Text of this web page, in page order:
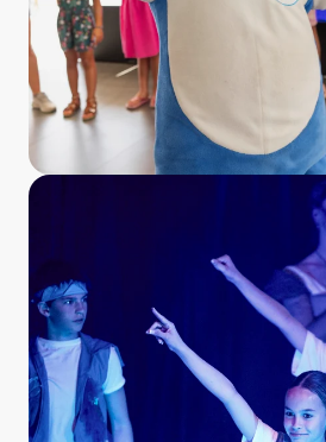
viel bunter… wer kennts?)